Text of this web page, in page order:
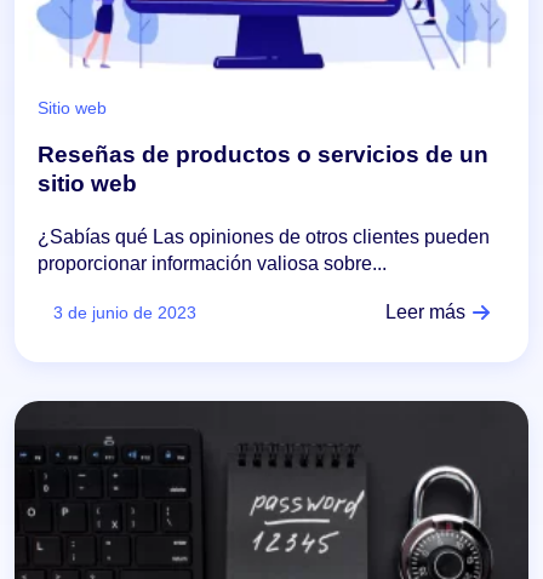
Sitio web
Reseñas de productos o servicios de un
sitio web
¿Sabías qué Las opiniones de otros clientes pueden
proporcionar información valiosa sobre...
3 de junio de 2023 Leer más